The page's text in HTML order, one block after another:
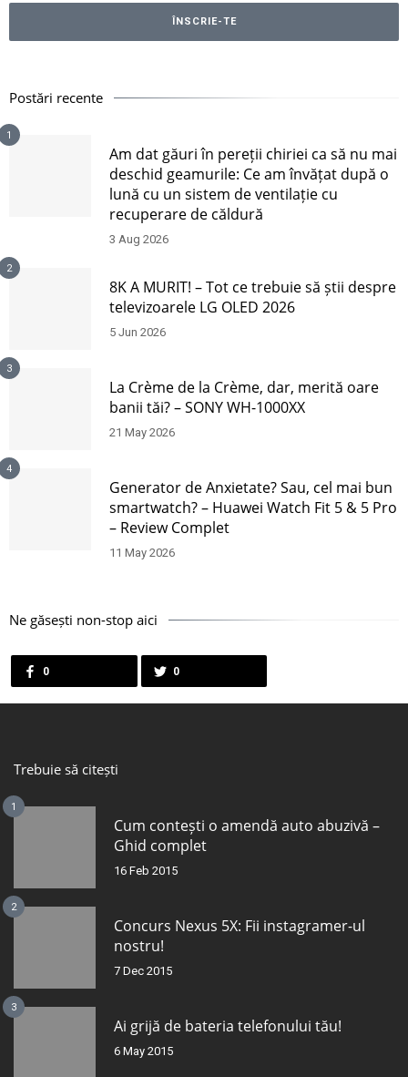
Postări recente
1
Am dat găuri în pereții chiriei ca să nu mai
deschid geamurile: Ce am învățat după o
lună cu un sistem de ventilație cu
recuperare de căldură
3 Aug 2026
2
8K A MURIT! – Tot ce trebuie să știi despre
televizoarele LG OLED 2026
5 Jun 2026
3
La Crème de la Crème, dar, merită oare
banii tăi? – SONY WH-1000XX
21 May 2026
4
Generator de Anxietate? Sau, cel mai bun
smartwatch? – Huawei Watch Fit 5 & 5 Pro
– Review Complet
11 May 2026
Ne găsești non-stop aici
0 0
Trebuie să citești
1
Cum contești o amendă auto abuzivă –
Ghid complet
16 Feb 2015
2
Concurs Nexus 5X: Fii instagramer-ul
nostru!
7 Dec 2015
3
Ai grijă de bateria telefonului tău!
6 May 2015